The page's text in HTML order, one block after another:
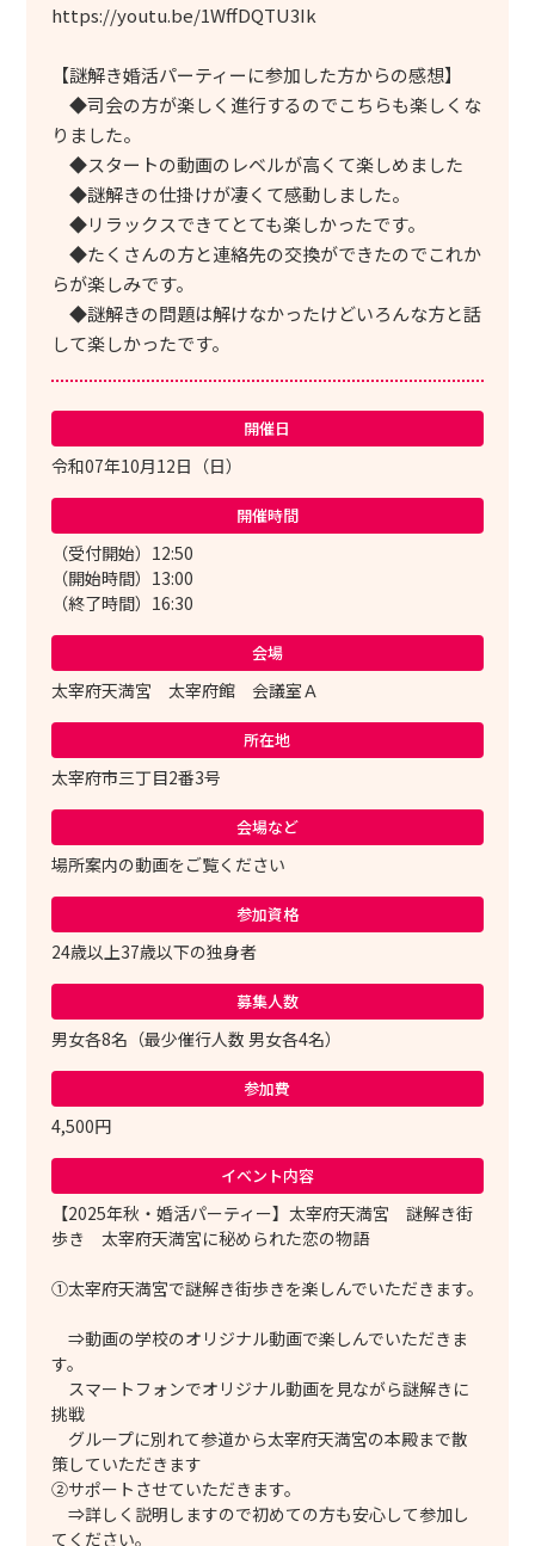
https://youtu.be/1WffDQTU3Ik
【謎解き婚活パーティーに参加した方からの感想】
◆司会の方が楽しく進行するのでこちらも楽しくな
りました。
◆スタートの動画のレベルが高くて楽しめました
◆謎解きの仕掛けが凄くて感動しました。
◆リラックスできてとても楽しかったです。
◆たくさんの方と連絡先の交換ができたのでこれか
らが楽しみです。
◆謎解きの問題は解けなかったけどいろんな方と話
して楽しかったです。
開催日
令和07年10月12日（日）
開催時間
（受付開始）12:50
（開始時間）13:00
（終了時間）16:30
会場
太宰府天満宮 太宰府館 会議室Ａ
所在地
太宰府市三丁目2番3号
会場など
場所案内の動画をご覧ください
参加資格
24歳以上37歳以下の独身者
募集人数
男女各8名（最少催行人数 男女各4名）
参加費
4,500円
イベント内容
【2025年秋・婚活パーティー】太宰府天満宮 謎解き街
歩き 太宰府天満宮に秘められた恋の物語
①太宰府天満宮で謎解き街歩きを楽しんでいただきます。
⇒動画の学校のオリジナル動画で楽しんでいただきま
す。
スマートフォンでオリジナル動画を見ながら謎解きに
挑戦
グループに別れて参道から太宰府天満宮の本殿まで散
策していただきます
②サポートさせていただきます。
⇒詳しく説明しますので初めての方も安心して参加し
てください。